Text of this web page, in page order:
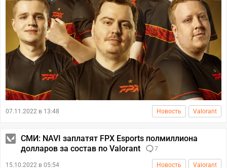
07.11.2022 в 13:48 Новость Valorant
СМИ: NAVI заплатят FPX Esports полмиллиона
долларов за состав по Valorant
7
15.10.2022 в 05:54 Новость Valorant